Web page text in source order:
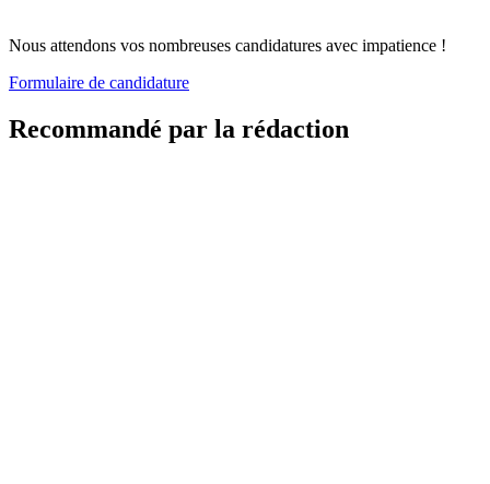
Nous attendons vos nombreuses candidatures avec impatience !
Formulaire de candidature
Recommandé par la rédaction